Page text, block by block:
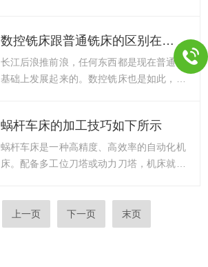
同时能提高加工精度和刀具的耐用度。数控
车床上加工大螺距蜗杆的切削技巧以及相应
的数控顺序。误差分析在数控车床使用过程
艺性好。导轨作为进给系统的重要环节，不
同类型的机床，对导轨的要求也不同。数控
机床的导轨比普通机床的导轨要求要高：高
载下连续工作，精度保持性好等。机床用户
选用机床时，根据自身情况针对以上要求选
择机床导轨。机床常见的导轨形式有滑动导
数控铣床跟普通铣床的区别在哪里呢？
长江后浪推前浪，任何东西都是现在普通的
基础上发展起来的。数控铣床也是如此，它
铣床是靠程序控制的自动加工机床,所以其
结构也与普通铣床有很大区别。数控铣床一
般由数控系统、主传动系统、进给伺服系
夹刀具并带动刀具旋转，主轴转速范围和输
出扭矩对加工有直接的影响。2、进给伺服
蜗杆车床的加工技巧如下所示
蜗杆车床是一种高精度、高效率的自动化机
床。配备多工位刀塔或动力刀塔，机床就具
杂工件，具有直线插补、圆弧插补各种补偿
功能，并在复杂零件的批量生产中发挥了良
上一页 下一页 末页